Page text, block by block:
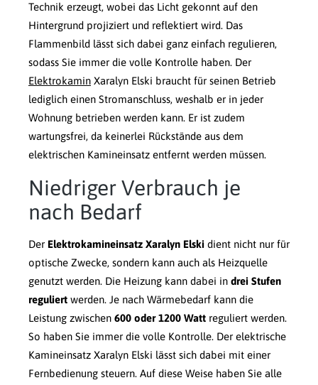
Technik erzeugt, wobei das Licht gekonnt auf den
Hintergrund projiziert und reflektiert wird. Das
Flammenbild lässt sich dabei ganz einfach regulieren,
sodass Sie immer die volle Kontrolle haben. Der
Elektrokamin Xaralyn Elski braucht für seinen Betrieb
lediglich einen Stromanschluss, weshalb er in jeder
Wohnung betrieben werden kann. Er ist zudem
wartungsfrei, da keinerlei Rückstände aus dem
elektrischen Kamineinsatz entfernt werden müssen.
Niedriger Verbrauch je
nach Bedarf
Der Elektrokamineinsatz Xaralyn Elski dient nicht nur für
optische Zwecke, sondern kann auch als Heizquelle
genutzt werden. Die Heizung kann dabei in drei Stufen
reguliert werden. Je nach Wärmebedarf kann die
Leistung zwischen 600 oder 1200 Watt reguliert werden.
So haben Sie immer die volle Kontrolle. Der elektrische
Kamineinsatz Xaralyn Elski lässt sich dabei mit einer
Fernbedienung steuern. Auf diese Weise haben Sie alle